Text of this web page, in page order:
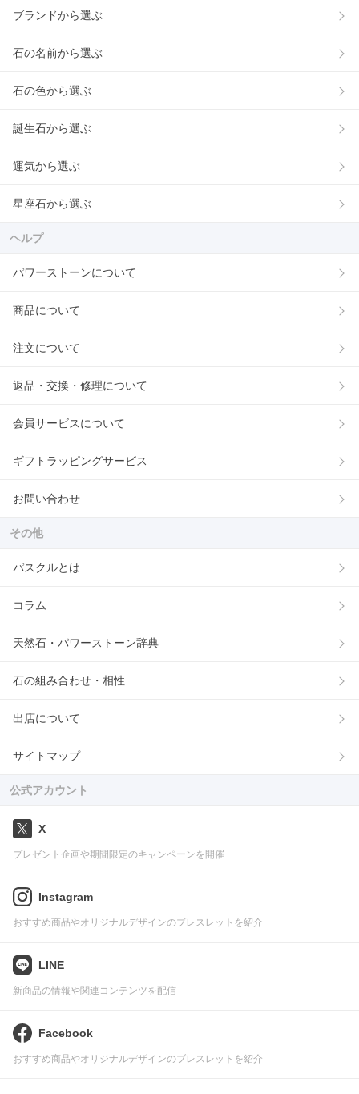
ブランドから選ぶ
石の名前から選ぶ
石の色から選ぶ
誕生石から選ぶ
運気から選ぶ
星座石から選ぶ
ヘルプ
パワーストーンについて
商品について
注文について
返品・交換・修理について
会員サービスについて
ギフトラッピングサービス
お問い合わせ
その他
パスクルとは
コラム
天然石・パワーストーン辞典
石の組み合わせ・相性
出店について
サイトマップ
公式アカウント
X
プレゼント企画や期間限定のキャンペーンを開催
Instagram
おすすめ商品やオリジナルデザインのブレスレットを紹介
LINE
新商品の情報や関連コンテンツを配信
Facebook
おすすめ商品やオリジナルデザインのブレスレットを紹介